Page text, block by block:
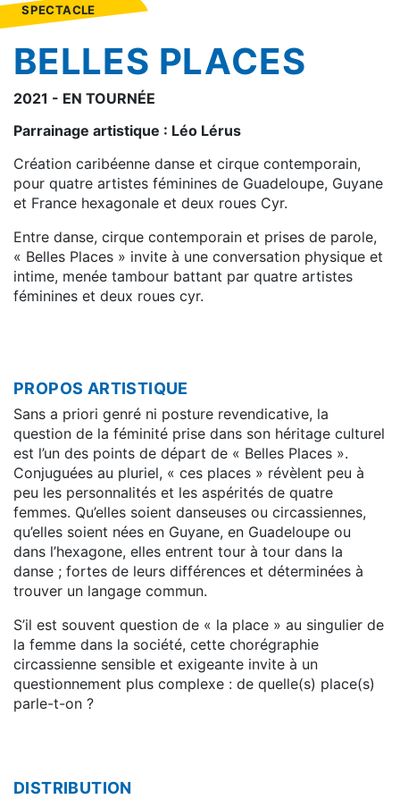
SPECTACLE
BELLES PLACES
2021 - EN TOURNÉE
Parrainage artistique : Léo Lérus
Création caribéenne danse et cirque contemporain,
pour quatre artistes féminines de Guadeloupe, Guyane
et France hexagonale et deux roues Cyr.
Entre danse, cirque contemporain et prises de parole,
« Belles Places » invite à une conversation physique et
intime, menée tambour battant par quatre artistes
féminines et deux roues cyr.
PROPOS ARTISTIQUE
Sans a priori genré ni posture revendicative, la
question de la féminité prise dans son héritage culturel
est l’un des points de départ de « Belles Places ».
Conjuguées au pluriel, « ces places » révèlent peu à
peu les personnalités et les aspérités de quatre
femmes. Qu’elles soient danseuses ou circassiennes,
qu’elles soient nées en Guyane, en Guadeloupe ou
dans l’hexagone, elles entrent tour à tour dans la
danse ; fortes de leurs différences et déterminées à
trouver un langage commun.
S’il est souvent question de « la place » au singulier de
la femme dans la société, cette chorégraphie
circassienne sensible et exigeante invite à un
questionnement plus complexe : de quelle(s) place(s)
parle-t-on ?
DISTRIBUTION